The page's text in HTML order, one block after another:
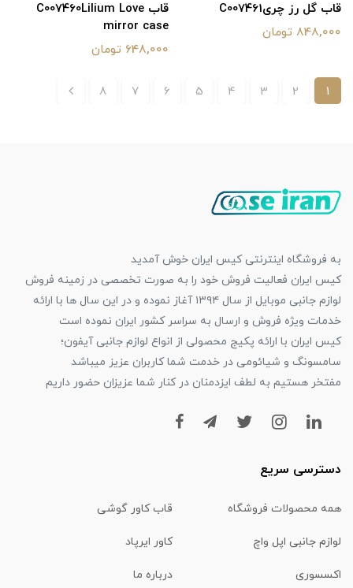
قاب گل رز چریC007461
848,000 تومان
قاب C007460Lilium Love
mirror case
648,000 تومان
1
2
3
4
5
6
7
8
به فروشگاه اینترنتی کیس ایران خوش آمدید
کیس ایران فعالیت فروش خود را به صورت تخصصی در زمینه فروش
لوازم جانبی موبایل از سال ۱۳۹۴ آغاز نموده و در این سال ها با ارائه
خدمات ویژه فروش و ارسال به سراسر کشور ایران نموده است
کیس ایران با ارائه پکیج محصولی از انواع لوازم جانبی آیفون؛
سامسونگ و شیائومی در خدمت شما کاربران عزیز میباشد
مفتخر هستیم به لطف ایزدمنان در کنار شما عزیزان حضور داریم
دسترسی سریع
همه محصولات فروشگاه قاب کاور گوشی
لوازم جانبی اپل واچ کاور ایرپاد
اکسسوری درباره ما